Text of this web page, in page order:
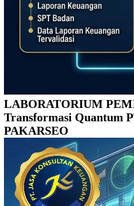
LABORATORIUM
Transformasi Quantum
PAKARSEO